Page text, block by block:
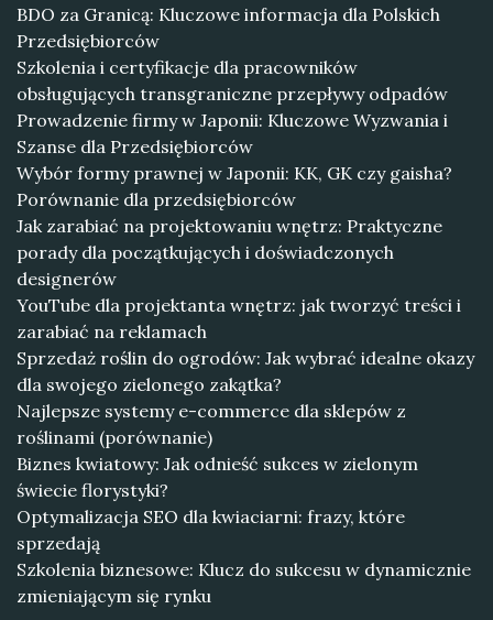
BDO za Granicą: Kluczowe informacja dla Polskich
Przedsiębiorców
Szkolenia i certyfikacje dla pracowników
obsługujących transgraniczne przepływy odpadów
Prowadzenie firmy w Japonii: Kluczowe Wyzwania i
Szanse dla Przedsiębiorców
Wybór formy prawnej w Japonii: KK, GK czy gaisha?
Porównanie dla przedsiębiorców
Jak zarabiać na projektowaniu wnętrz: Praktyczne
porady dla początkujących i doświadczonych
designerów
YouTube dla projektanta wnętrz: jak tworzyć treści i
zarabiać na reklamach
Sprzedaż roślin do ogrodów: Jak wybrać idealne okazy
dla swojego zielonego zakątka?
Najlepsze systemy e-commerce dla sklepów z
roślinami (porównanie)
Biznes kwiatowy: Jak odnieść sukces w zielonym
świecie florystyki?
Optymalizacja SEO dla kwiaciarni: frazy, które
sprzedają
Szkolenia biznesowe: Klucz do sukcesu w dynamicznie
zmieniającym się rynku